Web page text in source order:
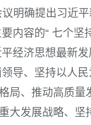
明确提出习近
内容的“ 七个坚持
经济思想最新
导、坚持以人
局、推动高质量
大发展战略、坚